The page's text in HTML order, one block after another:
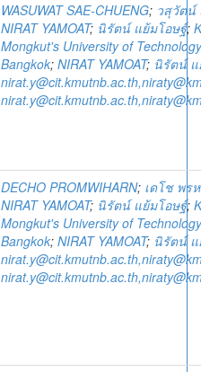
WASUWAT SAE-CHUENG; วสุวัตน์
NIRAT YAMOAT; นิรัตน์ แย้มโอษฐ์;
Mongkut's University of
Bangkok; NIRAT YAMOAT; นิรัตน์
DECHO PROMWIHARN; เดโช พร
NIRAT YAMOAT; นิรัตน์ แย้มโอษฐ์;
Mongkut's University of
Bangkok; NIRAT YAMOAT; นิรัตน์